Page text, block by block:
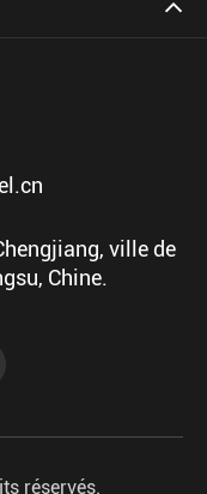
ville de
Chine.
réservés.